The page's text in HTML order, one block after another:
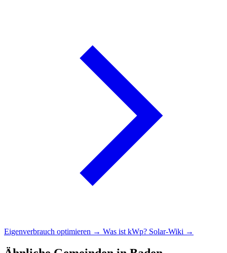
Eigenverbrauch optimieren → Was ist kWp? Solar-Wiki →